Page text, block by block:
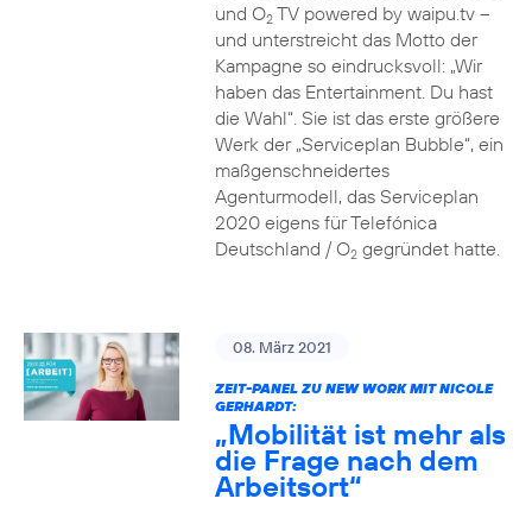
und O2TV powered by waipu.tv –
und unterstreicht das Motto der
Kampagne so eindrucksvoll: „Wir
haben das Entertainment. Du hast
die Wahl“. Sie ist das erste größere
Werk der „Serviceplan Bubble“, ein
maßgenschneidertes
Agenturmodell, das Serviceplan
2020 eigens für Telefónica
Deutschland / O2gegründet hatte.
08. März 2021
ZEIT-PANEL ZU NEW WORK MIT NICOLE
GERHARDT:
„Mobilität ist mehr als
die Frage nach dem
Arbeitsort“